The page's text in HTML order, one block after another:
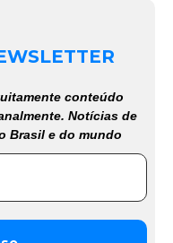
conteúdo
Notícias de
Brasil e do mundo